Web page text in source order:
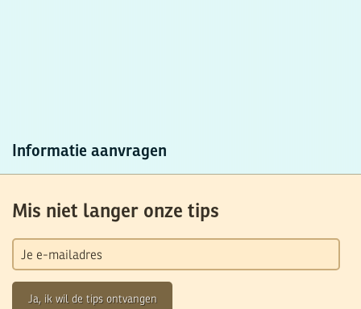
Informatie aanvragen
Mis niet langer onze tips
Ja, ik wil de tips ontvangen